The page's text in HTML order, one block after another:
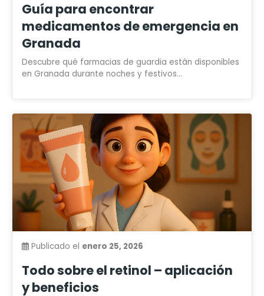
Guía para encontrar
medicamentos de emergencia en
Granada
Descubre qué farmacias de guardia están disponibles
en Granada durante noches y festivos...
Publicado el enero 25, 2026
Todo sobre el retinol – aplicación
y beneficios